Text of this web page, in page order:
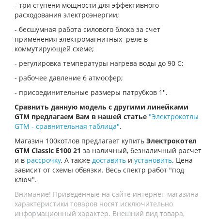
- три ступени мощности для эффективного
расходования электроэнергии;
- бесшумная работа силового блока за счет
применения электромагнитных реле в
коммутирующей схеме;
- регулировка температуры нагрева воды до 90 С;
- рабочее давление 6 атмосфер;
- присоединительные размеры патрубков 1''.
Сравнить данную модель с другими линейками
GTM предлагаем Вам в нашей статье "Электрокотлы
GTM - сравнительная таблица".
Магазин 100котлов предлагает купить Электрокотел
GTM Classic E100 21 за наличный, безналичный расчет
и в рассрочку. А также доставить и установить. Цена
зависит от схемы обвязки. Весь спектр работ "под
ключ".
Внимание! Приведенные на сайте интернет-магазина
характеристики товаров носят исключительно
информационный характер. Внешний вид товара,